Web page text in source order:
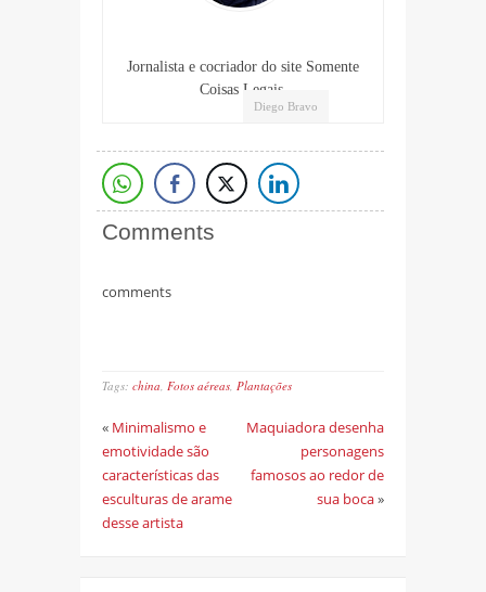
Diego Bravo
Jornalista e cocriador do site Somente
Coisas Legais.
Comments
comments
Tags: china, Fotos aéreas, Plantações
« Minimalismo e
emotividade são
características das
esculturas de arame
desse artista
Maquiadora desenha
personagens
famosos ao redor de
sua boca»